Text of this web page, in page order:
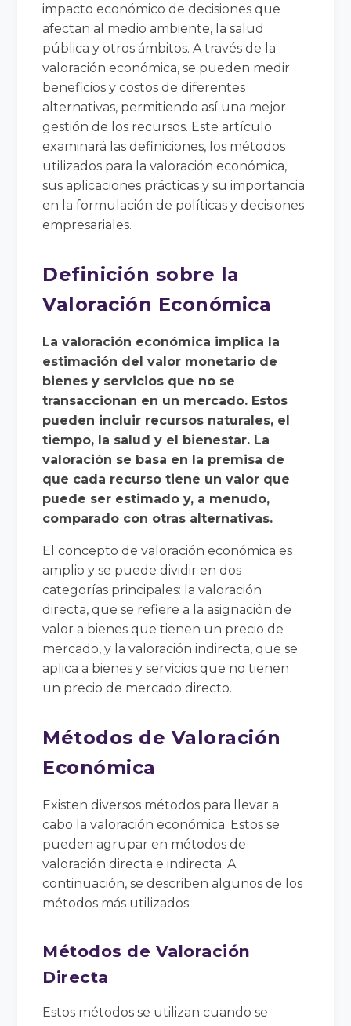
impacto económico de decisiones que
afectan al medio ambiente, la salud
pública y otros ámbitos. A través de la
valoración económica, se pueden medir
beneficios y costos de diferentes
alternativas, permitiendo así una mejor
gestión de los recursos. Este artículo
examinará las definiciones, los métodos
utilizados para la valoración económica,
sus aplicaciones prácticas y su importancia
en la formulación de políticas y decisiones
empresariales.
Definición sobre la
Valoración Económica
La valoración económica implica la
estimación del valor monetario de
bienes y servicios que no se
transaccionan en un mercado. Estos
pueden incluir recursos naturales, el
tiempo, la salud y el bienestar. La
valoración se basa en la premisa de
que cada recurso tiene un valor que
puede ser estimado y, a menudo,
comparado con otras alternativas.
El concepto de valoración económica es
amplio y se puede dividir en dos
categorías principales: la valoración
directa, que se refiere a la asignación de
valor a bienes que tienen un precio de
mercado, y la valoración indirecta, que se
aplica a bienes y servicios que no tienen
un precio de mercado directo.
Métodos de Valoración
Económica
Existen diversos métodos para llevar a
cabo la valoración económica. Estos se
pueden agrupar en métodos de
valoración directa e indirecta. A
continuación, se describen algunos de los
métodos más utilizados:
Métodos de Valoración
Directa
Estos métodos se utilizan cuando se